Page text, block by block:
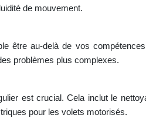
de mouvement.
être au-delà de vos
problèmes plus complexes.
est crucial. Cela inclut le
pour les volets motorisés.